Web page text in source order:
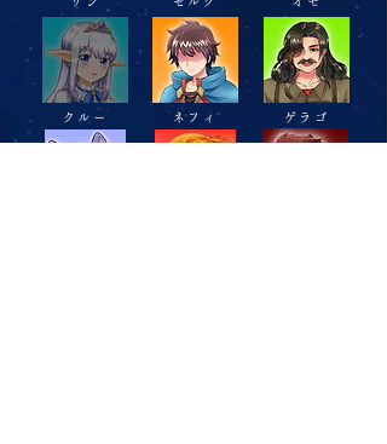
クルー ネフィ ゲラゴ